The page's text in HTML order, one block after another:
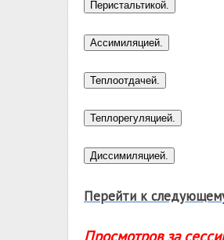
Перейти к
Просмотров за